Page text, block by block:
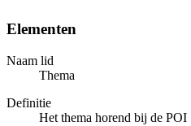
Elementen
Naam lid
Thema
Definitie
Het thema horend bij de POI